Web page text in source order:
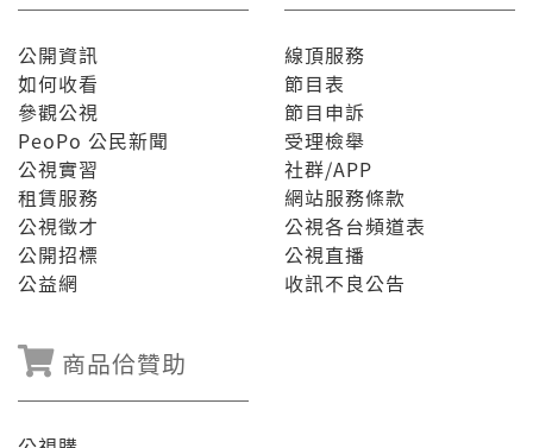
公開資訊
如何收看
參觀公視
PeoPo 公民新聞
公視實習
租賃服務
公視徵才
公開招標
公益網
線頂服務
節目表
節目申訴
受理檢舉
社群/APP
網站服務條款
公視各台頻道表
公視直播
收訊不良公告
商品佮贊助